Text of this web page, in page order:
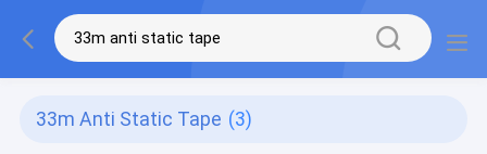
33m Anti Static Tape (3)